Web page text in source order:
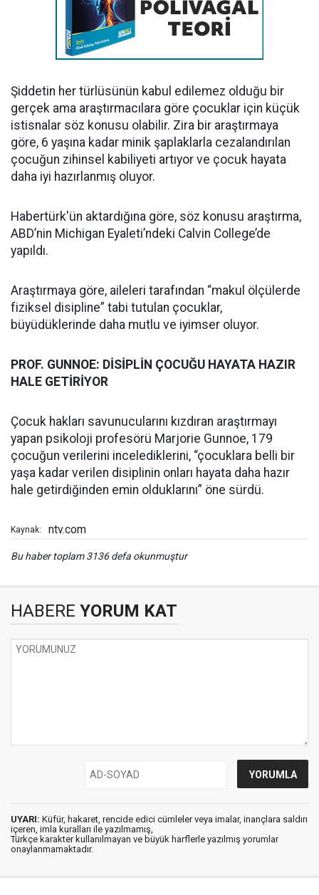
Şiddetin her türlüsünün kabul edilemez olduğu bir
gerçek ama araştırmacılara göre çocuklar için küçük
istisnalar söz konusu olabilir. Zira bir araştırmaya
göre, 6 yaşına kadar minik şaplaklarla cezalandırılan
çocuğun zihinsel kabiliyeti artıyor ve çocuk hayata
daha iyi hazırlanmış oluyor.
Habertürk'ün aktardığına göre, söz konusu araştırma,
ABD’nin Michigan Eyaleti’ndeki Calvin College’de
yapıldı.
Araştırmaya göre, aileleri tarafından “makul ölçülerde
fiziksel disipline” tabi tutulan çocuklar,
büyüdüklerinde daha mutlu ve iyimser oluyor.
PROF. GUNNOE: DİSİPLİN ÇOCUĞU HAYATA HAZIR
HALE GETİRİYOR
Çocuk hakları savunucularını kızdıran araştırmayı
yapan psikoloji profesörü Marjorie Gunnoe, 179
çocuğun verilerini incelediklerini, “çocuklara belli bir
yaşa kadar verilen disiplinin onları hayata daha hazır
hale getirdiğinden emin olduklarını” öne sürdü.
Kaynak: ntv.com
Bu haber toplam 3136 defa okunmuştur
HABERE YORUM KAT
UYARI: Küfür, hakaret, rencide edici cümleler veya imalar, inançlara saldırı
içeren, imla kuralları ile yazılmamış,
Türkçe karakter kullanılmayan ve büyük harflerle yazılmış yorumlar
onaylanmamaktadır.